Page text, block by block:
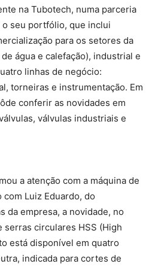
na Tubotech, numa parceria
o seu portfólio, que inclui
para os setores da
água e calefação), industrial e
linhas de negócio:
torneiras e instrumentação. Em
conferir as novidades em
válvulas industriais e
a atenção com a máquina de
Luiz Eduardo, do
da empresa, a novidade, no
serras circulares HSS (High
está disponível em quatro
indicada para cortes de